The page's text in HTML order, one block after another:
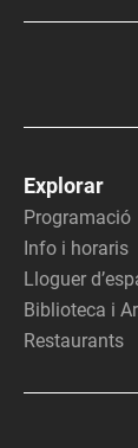
Explorar
Programació
Info i horaris
Lloguer
Biblioteca i
Restaurants